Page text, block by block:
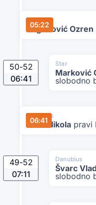
05:22
Star
Bogunović Ozren
Star
Marković
slobodno
50-52
06:41
06:41
Danubius
Čolić Nikola pravi
Danubius
Švarc
slobodno
49-52
07:11